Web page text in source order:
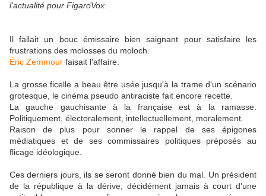
l'actualité pour FigaroVox.
Il fallait un bouc émissaire bien saignant pour satisfaire les
frustrations des molosses du moloch.
Éric Zemmour faisait l'affaire.
La grosse ficelle a beau être usée jusqu'à la trame d'un scénario
grotesque, le cinéma pseudo antiraciste fait encore recette.
La gauche gauchisante à la française est à la ramasse.
Politiquement, électoralement, intellectuellement, moralement.
Raison de plus pour sonner le rappel de ses épigones
médiatiques et de ses commissaires politiques préposés au
flicage idéologique.
Ces derniers jours, ils se seront donné bien du mal. Un président
de la république à la dérive, décidément jamais à court d'une